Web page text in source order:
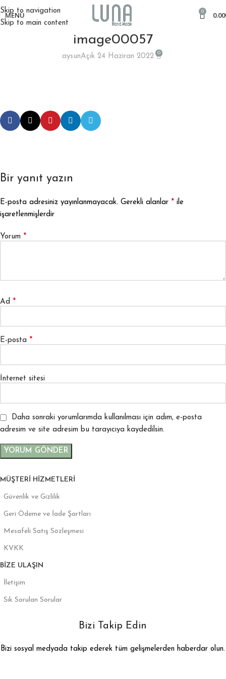
Skip to navigation
Skip to main content
MENÜ 0 0.00
image00057
aysunAçık 24 Haziran 2022 0
Bir yanıt yazın
E-posta adresiniz yayınlanmayacak. Gerekli alanlar * ile
işaretlenmişlerdir
Yorum *
Ad *
E-posta *
İnternet sitesi
Daha sonraki yorumlarımda kullanılması için adım, e-posta
adresim ve site adresim bu tarayıcıya kaydedilsin.
MÜŞTERI HIZMETLERI
Güvenlik ve Gizlilik
Geri Ödeme ve İade Şartları
Mesafeli Satış Sözleşmesi
KVKK
BIZE ULAŞIN
İletişim
Sık Sorulan Sorular
Bizi Takip Edin
Bizi sosyal medyada takip ederek tüm gelişmelerden haberdar olun.